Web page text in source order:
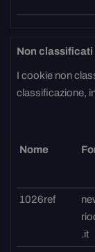
Non classificati
I cookie non
classificazione,
Nome
1026ref
.it